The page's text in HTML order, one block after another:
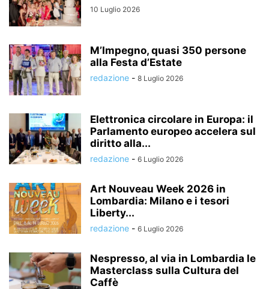
10 Luglio 2026
M’Impegno, quasi 350 persone
alla Festa d’Estate
redazione - 8 Luglio 2026
Elettronica circolare in Europa: il
Parlamento europeo accelera sul
diritto alla...
redazione - 6 Luglio 2026
Art Nouveau Week 2026 in
Lombardia: Milano e i tesori
Liberty...
redazione - 6 Luglio 2026
Nespresso, al via in Lombardia le
Masterclass sulla Cultura del
Caffè